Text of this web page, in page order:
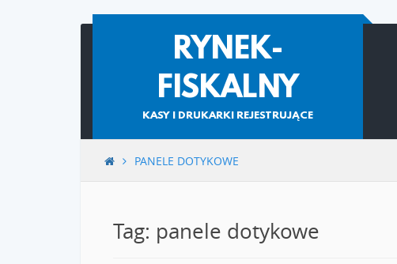
RYNEK-
FISKALNY
KASY I DRUKARKI REJESTRUJĄCE
PANELE DOTYKOWE
Tag: panele dotykowe